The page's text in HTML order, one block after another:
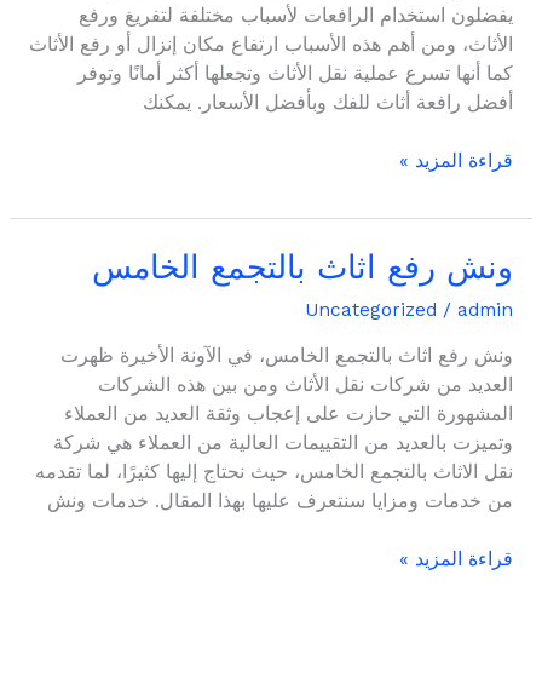
يفضلون استخدام الرافعات لأسباب مختلفة لتفريغ ورفع
الأثاث، ومن أهم هذه الأسباب ارتفاع مكان إنزال أو رفع الأثاث
كما أنها تسرع عملية نقل الأثاث وتجعلها أكثر أمانًا وتوفر
أفضل رافعة أثاث للفك وبأفضل الأسعار. يمكنك
قراءة المزيد »
ونش رفع اثاث بالتجمع الخامس
Uncategorized /admin
ونش رفع اثاث بالتجمع الخامس، في الآونة الأخيرة ظهرت
العديد من شركات نقل الأثاث ومن بين هذه الشركات
المشهورة التي حازت على إعجاب وثقة العديد من العملاء
وتميزت بالعديد من التقييمات العالية من العملاء هي شركة
نقل الاثاث بالتجمع الخامس، حيث نحتاج إليها كثيرًا، لما تقدمه
من خدمات ومزايا سنتعرف عليها بهذا المقال. خدمات ونش
ونش
رفع
اثاث
بالتجمع
الخامس
قراءة المزيد »